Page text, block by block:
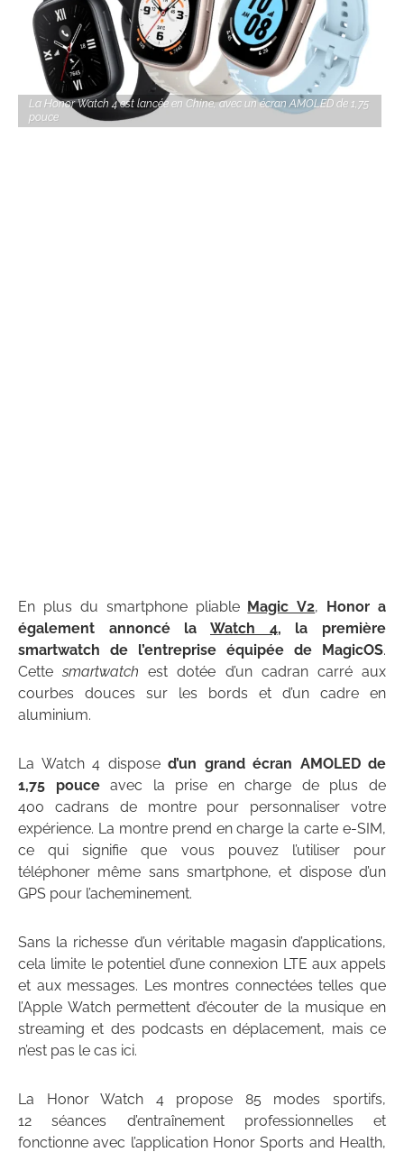
La Honor Watch 4 est lancée en Chine, avec un écran AMOLED de 1,75
pouce
En plus du smartphone pliable Magic V2, Honor a
également annoncé la Watch 4, la première
smartwatch de l’entreprise équipée de MagicOS.
Cettesmartwatch est dotée d’un cadran carré aux
courbes douces sur les bords et d’un cadre en
aluminium.
La Watch 4 dispose d’un grand écran AMOLED de
1,75 pouceavec la prise en charge de plus de
400 cadrans de montre pour personnaliser votre
expérience. La montre prend en charge la carte e-SIM,
ce qui signifie que vous pouvez l’utiliser pour
téléphoner même sans smartphone, et dispose d’un
GPS pour l’acheminement.
Sans la richesse d’un véritable magasin d’applications,
cela limite le potentiel d’une connexion LTE aux appels
et aux messages. Les montres connectées telles que
l’Apple Watch permettent d’écouter de la musique en
streaming et des podcasts en déplacement, mais ce
n’est pas le cas ici.
La Honor Watch 4 propose 85 modes sportifs,
12 séances d’entraînement professionnelles et
fonctionne avec l’application Honor Sports and Health,